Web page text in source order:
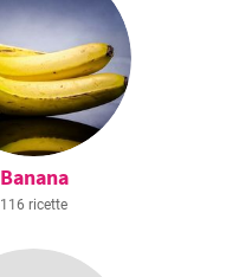
Banana
116 ricette